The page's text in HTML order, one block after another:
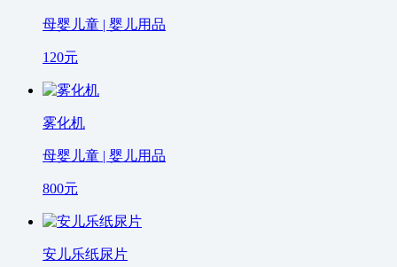
母婴儿童 | 婴儿用品
120元
雾化机
母婴儿童 | 婴儿用品
800元
安儿乐纸尿片